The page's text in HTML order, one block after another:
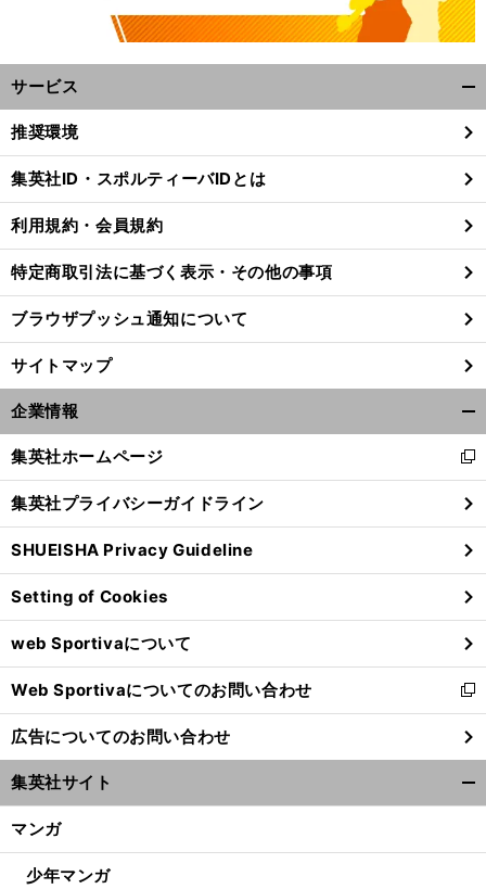
】
！ ？
.
サービス
閉
る
推奨環境
集英社ID・スポルティーバIDとは
利用規約・会員規約
特定商取引法に基づく表示・その他の事項
ブラウザプッシュ通知について
サイトマップ
企業情報
閉
る
集英社ホームページ
新
し
い
ウ
ィ
ン
ド
ウ
で
開
く
集英社プライバシーガイドライン
SHUEISHA Privacy Guideline
Setting of Cookies
web Sportivaについて
Web Sportivaについてのお問い合わせ
新
し
い
ウ
ィ
ン
ウ
広告についてのお問い合わせ
集英社サイト
マンガ
少年マンガ